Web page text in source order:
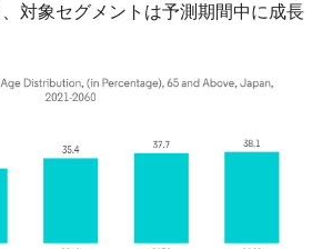
対象セグメントは予測期間中に成長